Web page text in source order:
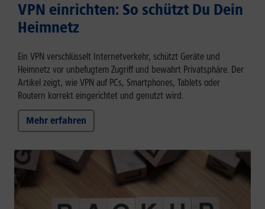
VPN einrichten: So schützt Du Dein
Heimnetz
Ein VPN verschlüsselt Internetverkehr, schützt Geräte und
Heimnetz vor unbefugtem Zugriff und bewahrt Privatsphäre. Der
Artikel zeigt, wie VPN auf PCs, Smartphones, Tablets oder
Routern korrekt eingerichtet und genutzt wird.
Mehr erfahren